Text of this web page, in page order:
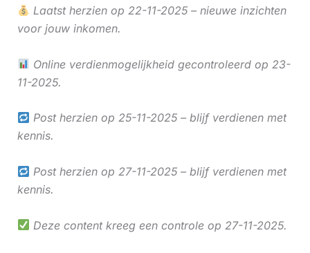
Laatst herzien op 22-11-2025 – nieuwe inzichten
voor jouw inkomen.
Online verdienmogelijkheid gecontroleerd op 23-
11-2025.
Post herzien op 25-11-2025 – blijf verdienen met
kennis.
Post herzien op 27-11-2025 – blijf verdienen met
kennis.
Deze content kreeg een controle op 27-11-2025.